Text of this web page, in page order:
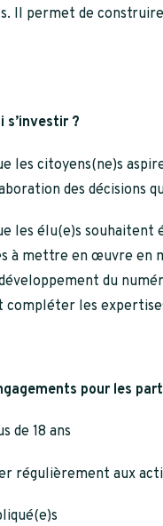
Il permet de
s’investir ?
les citoyens(ne)s
des décisions
les élu(e)s
à mettre en œuvre en
du
compléter les
pour les
de 18 ans
régulièrement aux